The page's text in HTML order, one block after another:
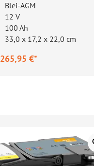
Blei-AGM
12 V
100 Ah
33,0 x 17,2 x 22,0 cm
265,95 €*